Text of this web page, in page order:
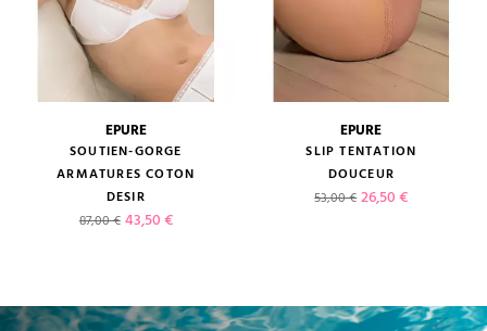
EPURE
SOUTIEN-GORGE
ARMATURES COTON
DESIR
Prix de base
87,00 € Prix
43,50 €
EPURE
SLIP TENTATION
DOUCEUR
Prix de base
53,00 € Prix
26,50 €